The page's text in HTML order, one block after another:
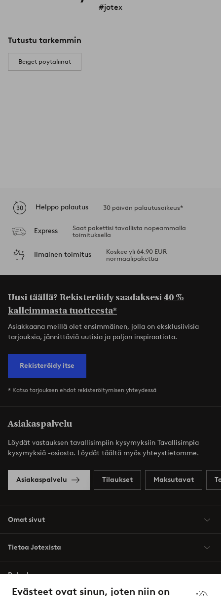
Evästeet ovat sinun, joten niin on
#jotex
Tutustu tarkemmin
Beiget pöytäliinat
Helppo palautus 30 päivän palautusoikeus*
Express
Saat pakettisi tavallista nopeammalla
toimituksella
Ilmainen toimitus
Koskee yli 64,90 EUR
normaalipakettia
Uusi täällä? Rekisteröidy saadaksesi40 %
kalleimmasta tuotteesta*
Asiakkaana meillä olet ensimmäinen, jolla on eksklusiivisia
tarjouksia, jännittäviä uutisia ja paljon inspiraatiota.
Rekisteröidy itse
* Katso tarjouksen ehdot rekisteröitymisen yhteydessä
Asiakaspalvelu
Löydät vastauksen tavallisimpiin kysymyksiin Tavallisimpia
kysymyksiä -osiosta. Löydät täältä myös yhteystietomme.
Asiakaspalvelu Tilaukset Maksutavat
Omat sivut
Tietoa Jotexista
Palvelumme